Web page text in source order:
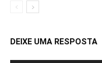
DEIXE UMA RESPOSTA